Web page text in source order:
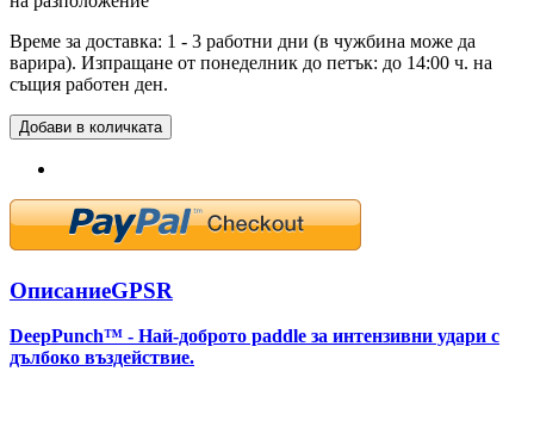
Време за доставка: 1 - 3 работни дни (в чужбина може да
варира). Изпращане от понеделник до петък: до 14:00 ч. на
същия работен ден.
Добави в количката
ОписаниеGPSR
DeepPunch™ - Най-доброто paddle за интензивни удари с
дълбоко въздействие.